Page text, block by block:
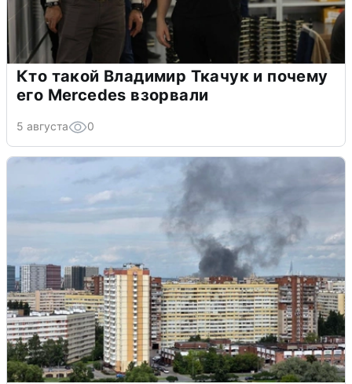
Кто такой Владимир Ткачук и почему
его Mercedes взорвали
5 августа 0